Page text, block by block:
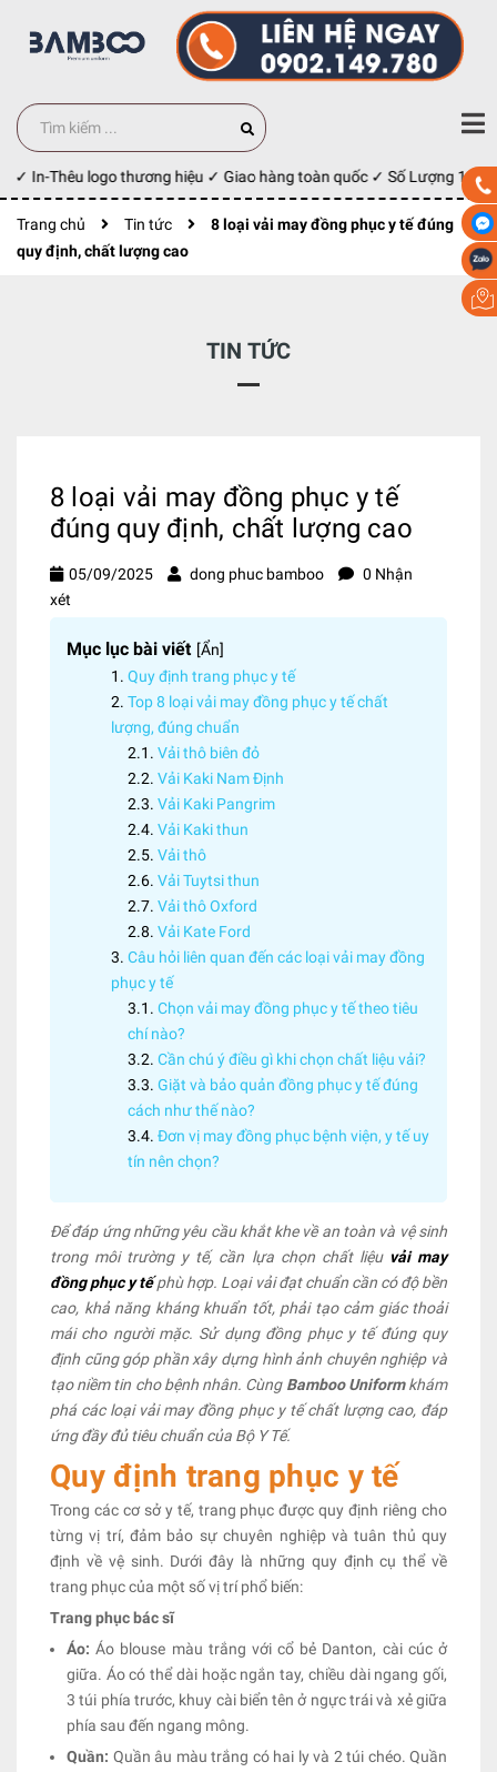
Thêu logo thương hiệu ✓ Giao hàng toàn quốc ✓ Số Lượng 100 cái
Trang chủ Tin tức
8 loại vải may đồng phục y tế đúng
quy định, chất lượng cao
TIN TỨC
8 loại vải may đồng phục y tế
đúng quy định, chất lượng cao
05/09/2025 dong phuc bamboo
0 Nhận
xét
Mục lục bài viết [Ẩn]
Quy định trang phục y tế
Top 8 loại vải may đồng phục y tế chất
lượng, đúng chuẩn
Vải thô biên đỏ
Vải Kaki Nam Định
Vải Kaki Pangrim
Vải Kaki thun
Vải thô
Vải Tuytsi thun
Vải thô Oxford
Vải Kate Ford
Câu hỏi liên quan đến các loại vải may đồng
phục y tế
Chọn vải may đồng phục y tế theo tiêu
chí nào?
Cần chú ý điều gì khi chọn chất liệu vải?
Giặt và bảo quản đồng phục y tế đúng
cách như thế nào?
Đơn vị may đồng phục bệnh viện, y tế uy
tín nên chọn?
Để đáp ứng những yêu cầu khắt khe về an toàn và vệ sinh
trong môi trường y tế, cần lựa chọn chất liệu vải may
đồng phục y tế phù hợp. Loại vải đạt chuẩn cần có độ bền
cao, khả năng kháng khuẩn tốt, phải tạo cảm giác thoải
mái cho người mặc. Sử dụng đồng phục y tế đúng quy
định cũng góp phần xây dựng hình ảnh chuyên nghiệp và
tạo niềm tin cho bệnh nhân. Cùng Bamboo Uniformkhám
phá các loại vải may đồng phục y tế chất lượng cao, đáp
ứng đầy đủ tiêu chuẩn của Bộ Y Tế.
Quy định trang phục y tế
Trong các cơ sở y tế, trang phục được quy định riêng cho
từng vị trí, đảm bảo sự chuyên nghiệp và tuân thủ quy
định về vệ sinh. Dưới đây là những quy định cụ thể về
trang phục của một số vị trí phổ biến:
Trang phục bác sĩ
Áo: Áo blouse màu trắng với cổ bẻ Danton, cài cúc ở
giữa. Áo có thể dài hoặc ngắn tay, chiều dài ngang gối,
3 túi phía trước, khuy cài biển tên ở ngực trái và xẻ giữa
phía sau đến ngang mông.
Quần: Quần âu màu trắng có hai ly và 2 túi chéo. Quần